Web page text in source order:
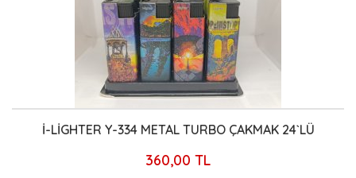
İ-LİGHTER Y-334 METAL TURBO ÇAKMAK 24`LÜ
360,00 TL